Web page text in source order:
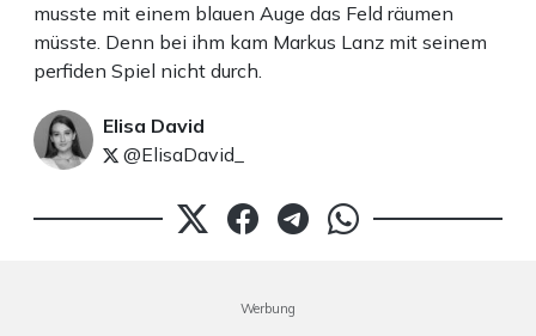
musste mit einem blauen Auge das Feld räumen
müsste. Denn bei ihm kam Markus Lanz mit seinem
perfiden Spiel nicht durch.
Elisa David
@ElisaDavid_
Werbung